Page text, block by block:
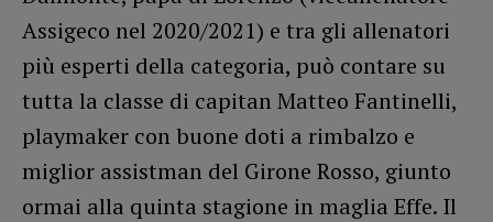
Assigeco nel 2020/2021) e tra gli allenatori
più esperti della categoria, può contare su
tutta la classe di capitan Matteo Fantinelli,
playmaker con buone doti a rimbalzo e
miglior assistman del Girone Rosso, giunto
ormai alla quinta stagione in maglia Effe. Il